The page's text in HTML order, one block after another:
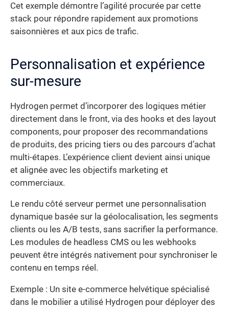
Cet exemple démontre l’agilité procurée par cette
stack pour répondre rapidement aux promotions
saisonnières et aux pics de trafic.
Personnalisation et expérience
sur-mesure
Hydrogen permet d’incorporer des logiques métier
directement dans le front, via des hooks et des layout
components, pour proposer des recommandations
de produits, des pricing tiers ou des parcours d’achat
multi-étapes. L’expérience client devient ainsi unique
et alignée avec les objectifs marketing et
commerciaux.
Le rendu côté serveur permet une personnalisation
dynamique basée sur la géolocalisation, les segments
clients ou les A/B tests, sans sacrifier la performance.
Les modules de headless CMS ou les webhooks
peuvent être intégrés nativement pour synchroniser le
contenu en temps réel.
Exemple : Un site e-commerce helvétique spécialisé
dans le mobilier a utilisé Hydrogen pour déployer des